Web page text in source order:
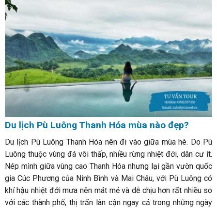
Du lịch Pù Luông Thanh Hóa mùa nào đẹp?
Du lịch Pù Luông Thanh Hóa nên đi vào giữa mùa hè. Do Pù
Luông thuộc vùng đá vôi thấp, nhiều rừng nhiệt đới, dân cư ít.
Nép mình giữa vùng cao Thanh Hóa nhưng lại gần vườn quốc
gia Cúc Phương của Ninh Bình và Mai Châu, với Pù Luông có
khí hậu nhiệt đới mưa nên mát mẻ và dễ chịu hơn rất nhiều so
với các thành phố, thị trấn lân cận ngay cả trong những ngày